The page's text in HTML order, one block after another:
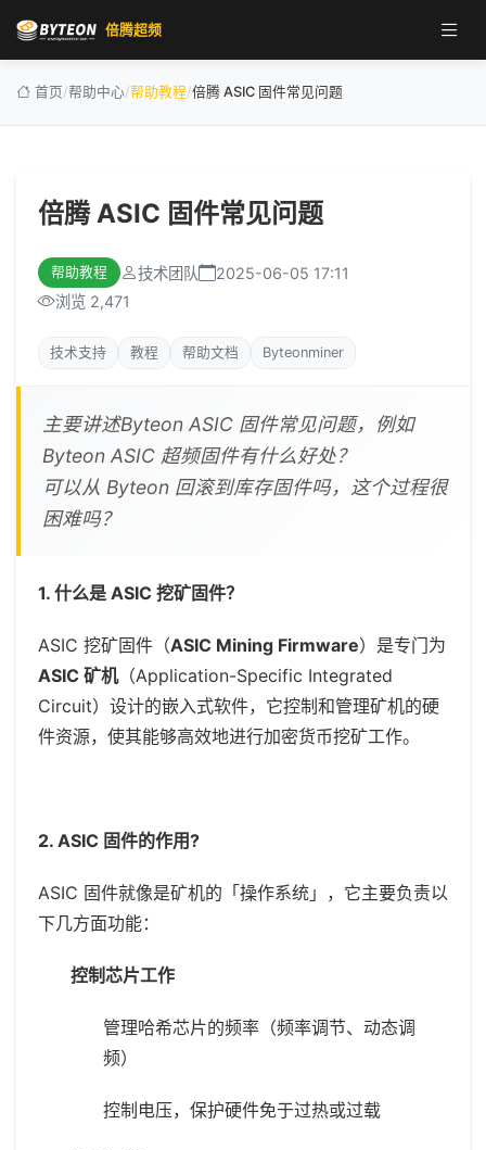
倍腾超频
首页/帮助中心/帮助教程/倍腾 ASIC 固件常见问题
倍腾 ASIC 固件常见问题
帮助教程 技术团队
2025-06-05 17:11
浏览 2,471
技术支持 教程 帮助文档 Byteonminer
主要讲述Byteon ASIC 固件常见问题，例如
Byteon ASIC 超频固件有什么好处？
可以从 Byteon 回滚到库存固件吗，这个过程很
困难吗？
1. 什么是 ASIC 挖矿固件？
ASIC 挖矿固件（ASIC Mining Firmware）是专门为
ASIC 矿机（Application-Specific Integrated
Circuit）设计的嵌入式软件，它控制和管理矿机的硬
件资源，使其能够高效地进行加密货币挖矿工作。
2. ASIC 固件的作用?
ASIC 固件就像是矿机的「操作系统」，它主要负责以
下几方面功能：
控制芯片工作
管理哈希芯片的频率（频率调节、动态调
频）
控制电压，保护硬件免于过热或过载